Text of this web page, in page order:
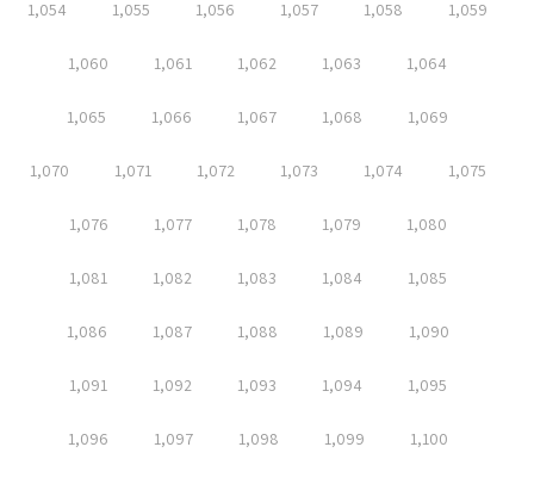
1,054 1,055 1,056 1,057 1,058 1,059
1,060 1,061 1,062 1,063 1,064
1,065 1,066 1,067 1,068 1,069
1,070 1,071 1,072 1,073 1,074 1,075
1,076 1,077 1,078 1,079 1,080
1,081 1,082 1,083 1,084 1,085
1,086 1,087 1,088 1,089 1,090
1,091 1,092 1,093 1,094 1,095
1,096 1,097 1,098 1,099 1,100